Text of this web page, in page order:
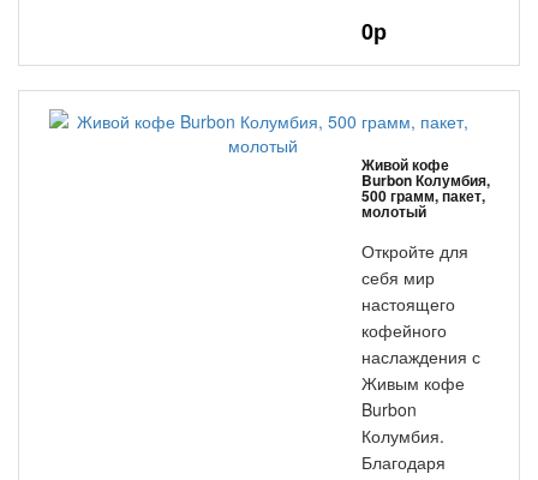
0р
Живой кофе
Burbon Колумбия,
500 грамм, пакет,
молотый
Откройте для
себя мир
настоящего
кофейного
наслаждения с
Живым кофе
Burbon
Колумбия.
Благодаря